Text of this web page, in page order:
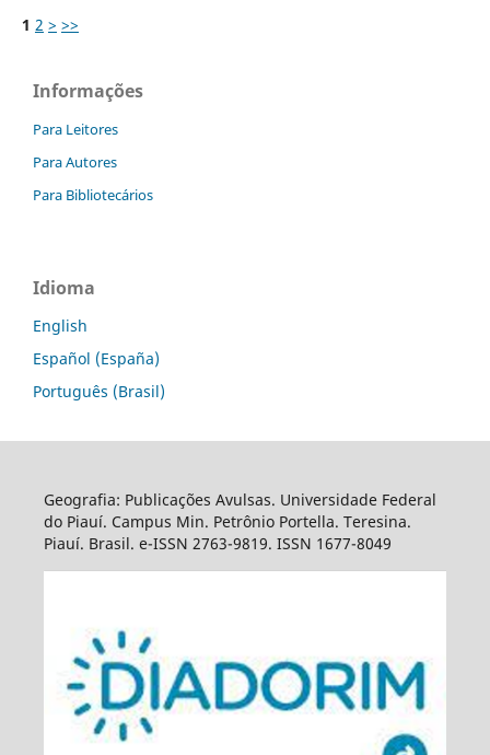
1 2 > >>
Informações
Para Leitores
Para Autores
Para Bibliotecários
Idioma
English
Español (España)
Português (Brasil)
Geografia: Publicações Avulsas. Universidade Federal
do Piauí. Campus Min. Petrônio Portella. Teresina.
Piauí. Brasil. e-ISSN 2763-9819. ISSN 1677-8049